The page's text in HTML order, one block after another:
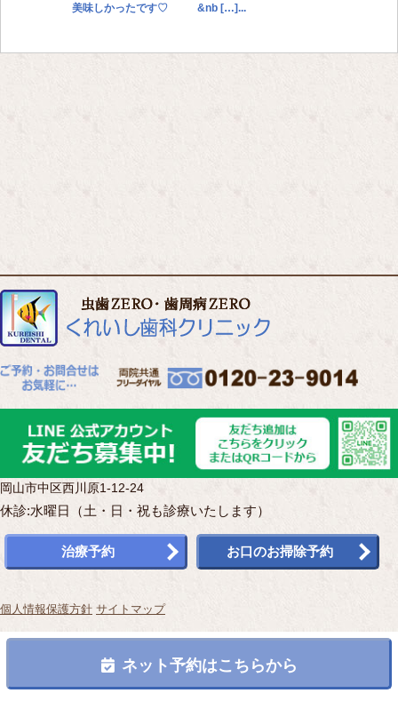
美味しかったです♡ &nb […]...
ネット予約はこちらから
岡山市中区西川原1-12-24
休診:水曜日（土・日・祝も診療いたします）
治療予約 お口のお掃除予約
個人情報保護方針 サイトマップ